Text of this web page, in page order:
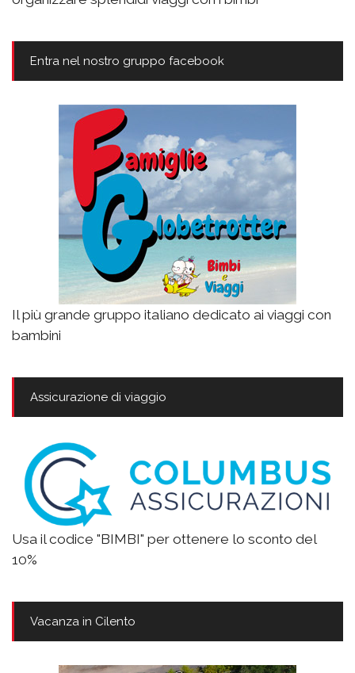
Entra nel nostro gruppo facebook
Il più grande gruppo italiano dedicato ai viaggi con
bambini
Assicurazione di viaggio
Usa il codice "BIMBI" per ottenere lo sconto del
10%
Vacanza in Cilento